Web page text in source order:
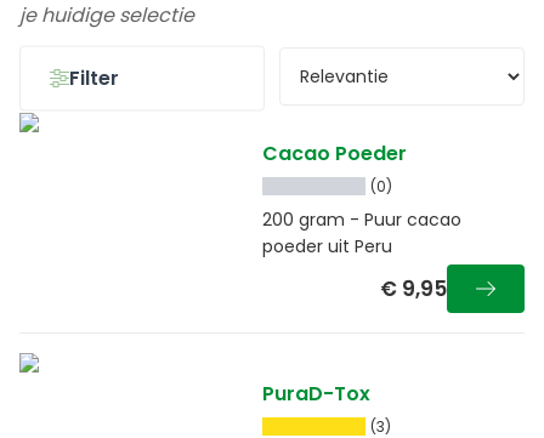
je huidige selectie
Filter
Cacao Poeder
(0)
200 gram - Puur cacao
poeder uit Peru
€ 9,95
PuraD-Tox
(3)